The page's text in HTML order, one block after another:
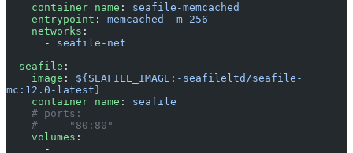
    container_name
: seafile-memcached
    entrypoint
: memcached -m 256
    networks
:
      -
seafile-net
  seafile
:
    image
: ${SEAFILE_IMAGE:-seafileltd/seafile-
mc:12.0-latest}
    container_name
: seafile
    # ports:
    #   - "80:80"
    volumes
: